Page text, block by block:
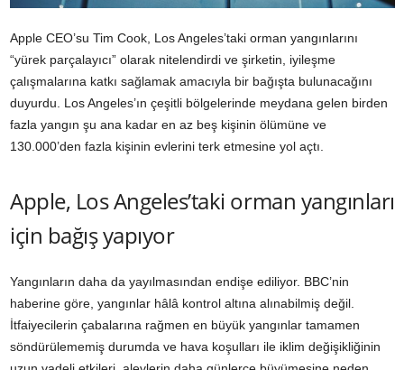
Apple CEO’su Tim Cook, Los Angeles’taki orman yangınlarını
“yürek parçalayıcı” olarak nitelendirdi ve şirketin, iyileşme
çalışmalarına katkı sağlamak amacıyla bir bağışta bulunacağını
duyurdu. Los Angeles’ın çeşitli bölgelerinde meydana gelen birden
fazla yangın şu ana kadar en az beş kişinin ölümüne ve
130.000’den fazla kişinin evlerini terk etmesine yol açtı.
Apple, Los Angeles’taki orman yangınları
için bağış yapıyor
Yangınların daha da yayılmasından endişe ediliyor. BBC’nin
haberine göre, yangınlar hâlâ kontrol altına alınabilmiş değil.
İtfaiyecilerin çabalarına rağmen en büyük yangınlar tamamen
söndürülememiş durumda ve hava koşulları ile iklim değişikliğinin